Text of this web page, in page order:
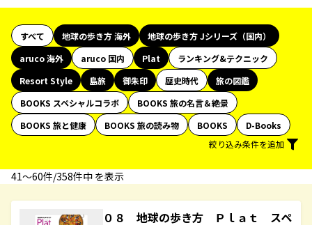
すべて 地球の歩き方 海外
地球の歩き方 Jシリーズ（国内）
aruco 海外
aruco 国内 Plat
ランキング&テクニック
Resort Style
島旅 御朱印 歴史時代
旅の図鑑
BOOKS スペシャルコラボ
BOOKS 旅の名言＆絶景
BOOKS 旅と健康
BOOKS 旅の読み物 BOOKS
D-Books
絞り込み条件を追加
41〜60件/358件中 を表示
０８ 地球の歩き方 Ｐｌａｔ スペ